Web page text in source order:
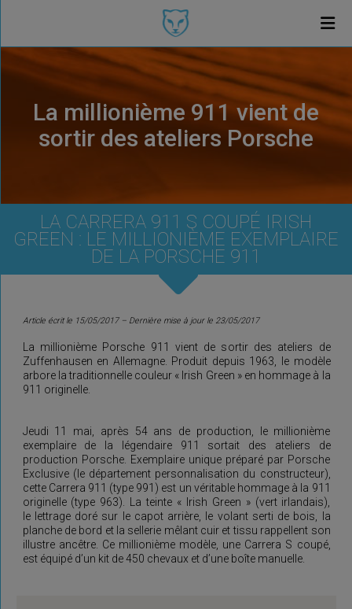
La millionième 911 vient de
sortir des ateliers Porsche
LA CARRERA 911 S COUPÉ IRISH
GREEN : LE MILLIONIÈME EXEMPLAIRE
DE LA PORSCHE 911
Article écrit le 15/05/2017 – Dernière mise à jour le 23/05/2017
La millionième Porsche 911 vient de sortir des ateliers de
Zuffenhausen en Allemagne. Produit depuis 1963, le modèle
arbore la traditionnelle couleur « Irish Green » en hommage à la
911 originelle.
Jeudi 11 mai, après 54 ans de production, le millionième
exemplaire de la légendaire 911 sortait des ateliers de
production Porsche. Exemplaire unique préparé par Porsche
Exclusive (le département personnalisation du constructeur),
cette Carrera 911 (type 991) est un véritable hommage à la 911
originelle (type 963). La teinte « Irish Green » (vert irlandais),
le lettrage doré sur le capot arrière, le volant serti de bois, la
planche de bord et la sellerie mêlant cuir et tissu rappellent son
illustre ancêtre. Ce millionième modèle, une Carrera S coupé,
est équipé d’un kit de 450 chevaux et d’une boîte manuelle.